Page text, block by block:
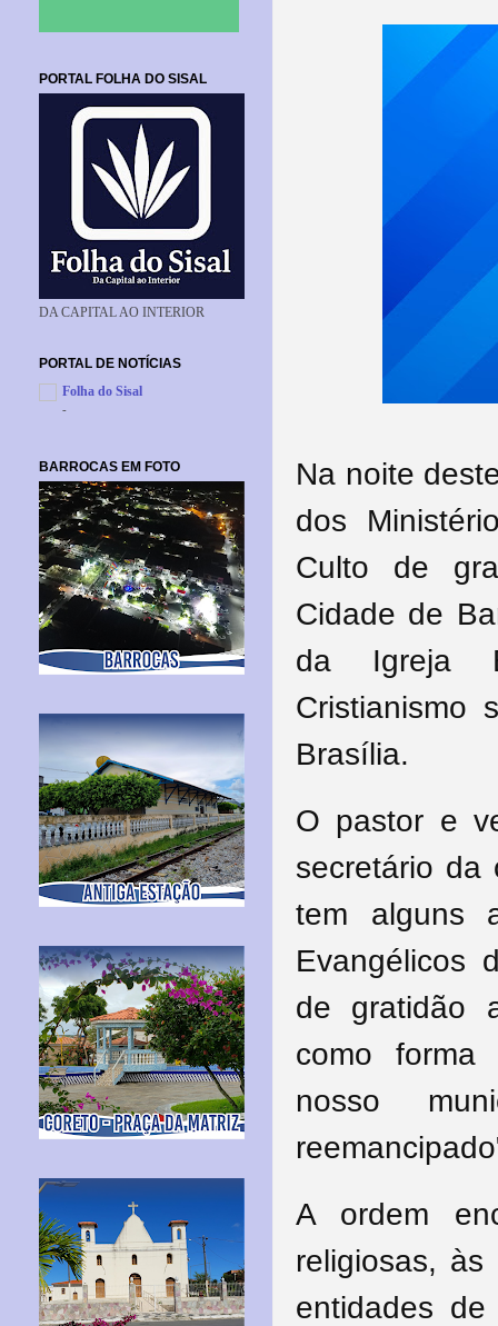
Na noite
dos
Culto de
Cidade de
da Igreja
Cristianismo
Brasília.
O pastor e
secretário da
tem alguns
Evangélicos
de gratidão
como forma
nosso
A ordem
religiosas,
entidades
PORTAL FOLHA DO SISAL
DA CAPITAL AO INTERIOR
PORTAL DE NOTÍCIAS
Folha do Sisal
-
BARROCAS EM FOTO